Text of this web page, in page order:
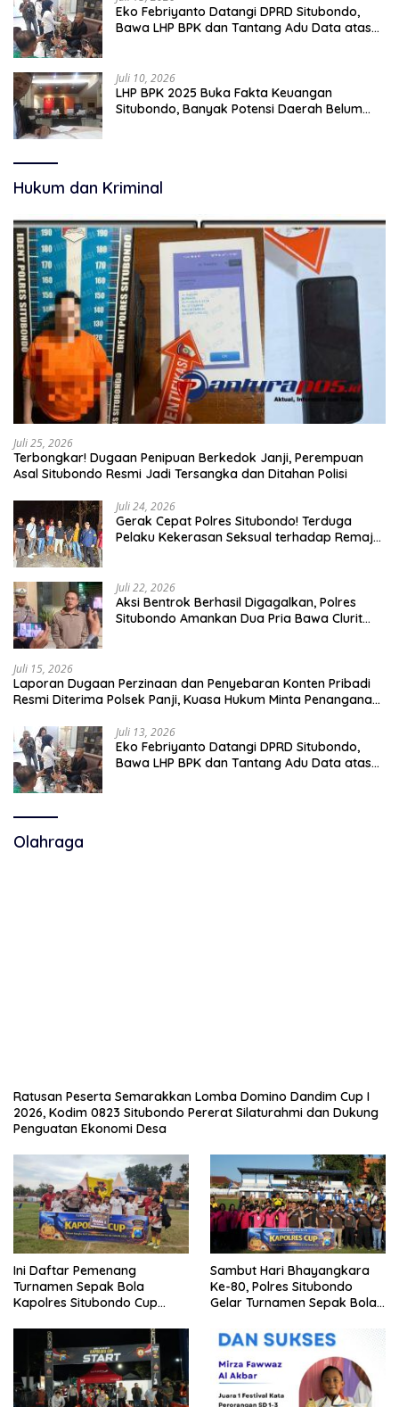
Eko Febriyanto Datangi DPRD Situbondo,
Bawa LHP BPK dan Tantang Adu Data atas
Juli 10, 2026
LHP BPK 2025 Buka Fakta Keuangan
Situbondo, Banyak Potensi Daerah Belum
Hukum dan Kriminal
Juli 25, 2026
Terbongkar! Dugaan Penipuan Berkedok Janji, Perempuan
Asal Situbondo Resmi Jadi Tersangka dan Ditahan Polisi
Juli 24, 2026
Gerak Cepat Polres Situbondo! Terduga
Pelaku Kekerasan Seksual terhadap Remaja
Juli 22, 2026
Aksi Bentrok Berhasil Digagalkan, Polres
Situbondo Amankan Dua Pria Bawa Clurit
Juli 15, 2026
Laporan Dugaan Perzinaan dan Penyebaran Konten Pribadi
Resmi Diterima Polsek Panji, Kuasa Hukum Minta Penanganan
Juli 13, 2026
Eko Febriyanto Datangi DPRD Situbondo,
Bawa LHP BPK dan Tantang Adu Data atas
Olahraga
Ratusan Peserta Semarakkan Lomba Domino Dandim Cup I
2026, Kodim 0823 Situbondo Pererat Silaturahmi dan Dukung
Penguatan Ekonomi Desa
Ini Daftar Pemenang
Turnamen Sepak Bola
Kapolres Situbondo Cup
10 Tahun
Sambut Hari Bhayangkara
Ke-80, Polres Situbondo
Gelar Turnamen Sepak Bola